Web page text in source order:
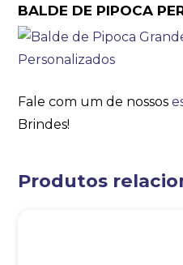
BALDE DE PIPOCA
Fale com um de nossos
Brindes!
Produtos